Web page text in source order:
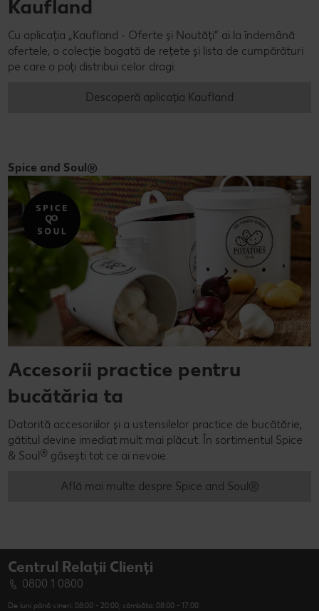
Kaufland
Cu aplicația „Kaufland - Oferte și Noutăți” ai la îndemână
ofertele, o colecție bogată de rețete și lista de cumpărături
pe care o poți distribui celor dragi.
Descoperă aplicația Kaufland
Spice and Soul®
Accesorii practice pentru
bucătăria ta
Datorită accesoriilor și a ustensilelor practice de bucătărie,
gătitul devine imediat mult mai plăcut. În sortimentul Spice
& Soul® găsești tot ce ai nevoie.
Află mai multe despre Spice and Soul®
Centrul Relații Clienți
0800 1 0800
De luni până vineri: 08:00 - 20:00; sâmbăta: 08:00 - 17:00